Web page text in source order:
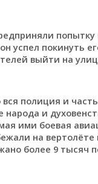
успел покинуть
выйти на
вся полиция и
народа и
ими боевая
на
более 9 тысяч